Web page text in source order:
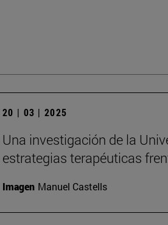
20 | 03 | 2025
Una investigación de la
estrategias terapéuticas
Imagen Manuel Castells